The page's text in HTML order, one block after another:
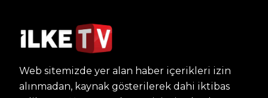
Web sitemizde yer alan haber içerikleri izin
alınmadan, kaynak gösterilerek dahi iktibas